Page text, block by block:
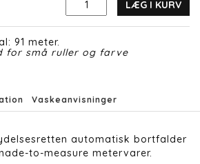
LÆG I KURV
91 meter.
for små ruller og farve
Vaskeanvisninger
automatisk bortfalder
to-measure metervarer.